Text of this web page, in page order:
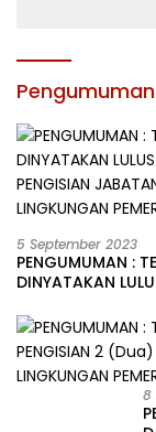
Pengumuman
5 September 2023
PENGUMUMAN :
DINYATAKAN
LINGKUNGAN
8